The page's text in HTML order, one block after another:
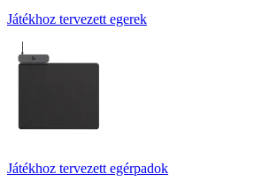
Játékhoz tervezett egerek
Játékhoz tervezett egérpadok